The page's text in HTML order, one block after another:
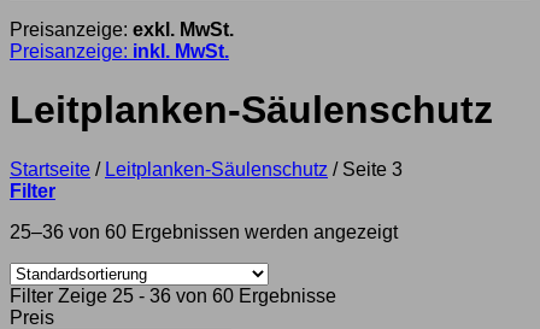
Preisanzeige: exkl. MwSt.
Preisanzeige: inkl. MwSt.
Leitplanken-Säulenschutz
Startseite / Leitplanken-Säulenschutz /Seite 3
Filter
25–36 von 60 Ergebnissen werden angezeigt
Filter Zeige 25 - 36 von 60 Ergebnisse
Preis